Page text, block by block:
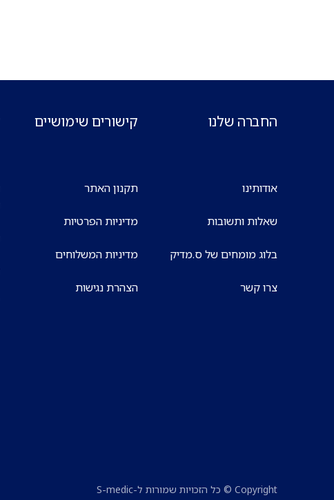
החברה שלנו
אודותינו
שאלות ותשובות
בלוג מומחים של ס.מדיק
צרו קשר
קישורים שימושיים
תקנון האתר
מדיניות הפרטיות
מדיניות המשלוחים
הצהרת נגישות
Copyright © כל הזכויות שמורות ל-S-medic